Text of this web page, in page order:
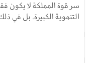
سر قوة المملكة لا يكون
التنموية الكبيرة، بل في